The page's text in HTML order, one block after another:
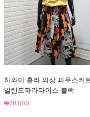
하와이 훌라 의상 파우스커
일랜드파라다이스 블랙
₩78,000